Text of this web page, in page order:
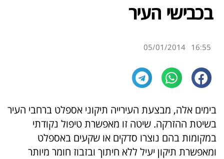
בכבישי העיר
16:55
05/01/2014
בימים אלה, מבצעת העירייה תיקוני אספלט ברחבי העיר
בשיטת ההזרקה. שיטה זו מאפשרת טיפול נקודתי
במקומות בהם נוצרו סדקים או שקעים באספלט
ומאפשרת תיקון יעיל ללא חיתוך ובזבוז חומר מיותר